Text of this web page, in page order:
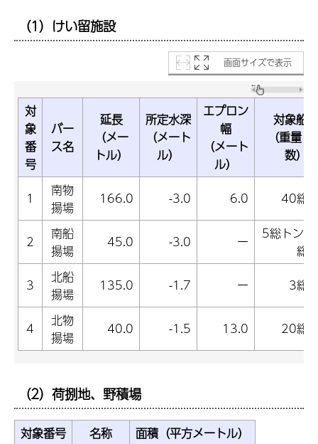
（1）けい留施設
画面サイズで表示
対
象
番
号
バー
ス名
延長
（メー
トル）
所定水深
（メート
ル）
エプロン
幅
（メート
ル）
対象船舶
（重量ト
数）
1
南物
揚場
166.0 -3.0 6.0 40総
2
南船
揚場
45.0 -3.0 ー
5総トン
総
3
北船
揚場
135.0 -1.7 ー 3総
4
北物
揚場
40.0 -1.5 13.0 20総
（2）荷捌地、野積場
対象番号 名称 面積（平方メートル）